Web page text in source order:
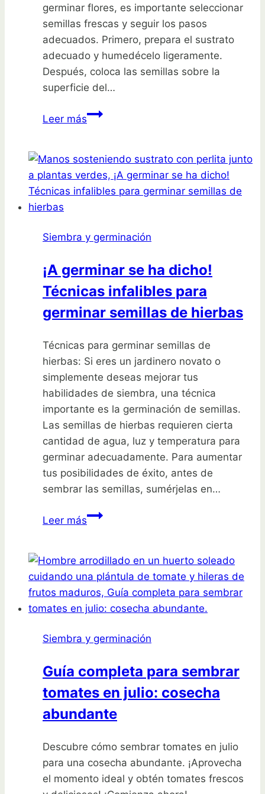
germinar flores, es importante seleccionar
semillas frescas y seguir los pasos
adecuados. Primero, prepara el sustrato
adecuado y humedécelo ligeramente.
Después, coloca las semillas sobre la
superficie del…
Leer másGuía
germinar
tus
propias
flores
casa
Siembra y germinación
¡A germinar se ha dicho!
Técnicas infalibles para
germinar semillas de hierbas
Técnicas para germinar semillas de
hierbas: Si eres un jardinero novato o
simplemente deseas mejorar tus
habilidades de siembra, una técnica
importante es la germinación de semillas.
Las semillas de hierbas requieren cierta
cantidad de agua, luz y temperatura para
germinar adecuadamente. Para aumentar
tus posibilidades de éxito, antes de
sembrar las semillas, sumérjelas en…
Leer más¡A
ha
dicho!
Técnicas
infalibles
germinar
de
hierbas
Siembra y germinación
Guía completa para sembrar
tomates en julio: cosecha
abundante
Descubre cómo sembrar tomates en julio
para una cosecha abundante. ¡Aprovecha
el momento ideal y obtén tomates frescos